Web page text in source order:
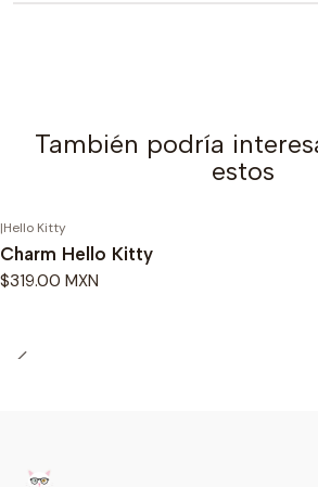
También podría
estos
|Hello Kitty
Charm Hello Kitty
$319.00 MXN